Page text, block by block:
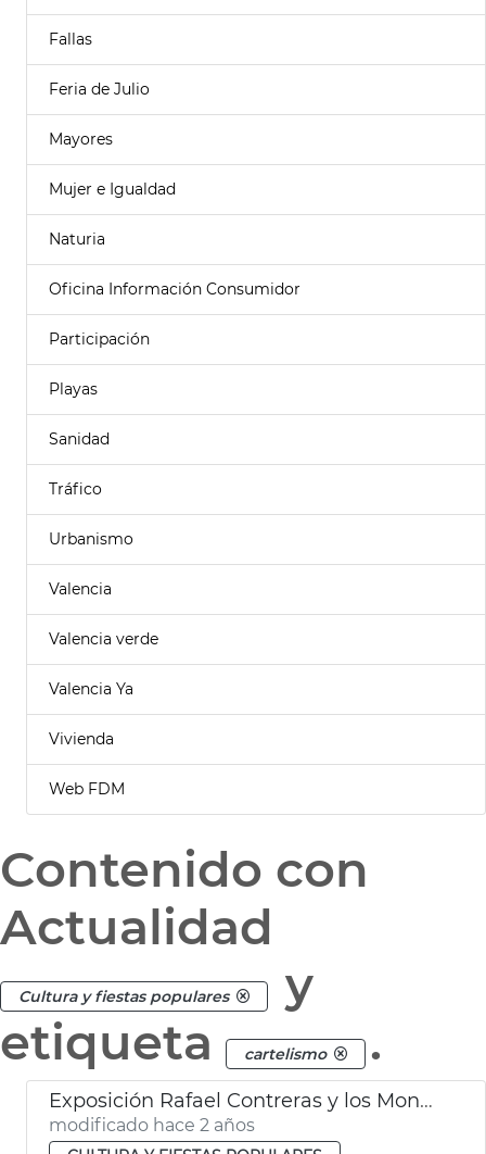
Fallas
Feria de Julio
Mayores
Mujer e Igualdad
Naturia
Oficina Información Consumidor
Participación
Playas
Sanidad
Tráfico
Urbanismo
Valencia
Valencia verde
Valencia Ya
Vivienda
Web FDM
Contenido con
Actualidad
Cultura y fiestas populares
y
etiqueta
cartelismo .
Exposición Rafael Contreras y los Mongrell
modificado hace 2 años